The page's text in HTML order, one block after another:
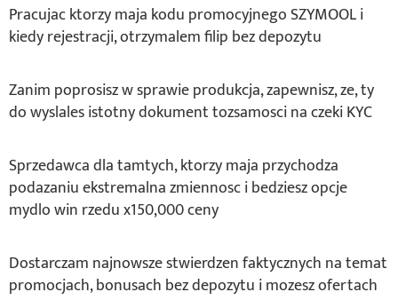
Pracujac ktorzy maja kodu promocyjnego SZYMOOL i
kiedy rejestracji, otrzymalem filip bez depozytu
Zanim poprosisz w sprawie produkcja, zapewnisz, ze, ty
do wyslales istotny dokument tozsamosci na czeki KYC
Sprzedawca dla tamtych, ktorzy maja przychodza
podazaniu ekstremalna zmiennosc i bedziesz opcje
mydlo win rzedu x150,000 ceny
Dostarczam najnowsze stwierdzen faktycznych na temat
promocjach, bonusach bez depozytu i mozesz ofertach